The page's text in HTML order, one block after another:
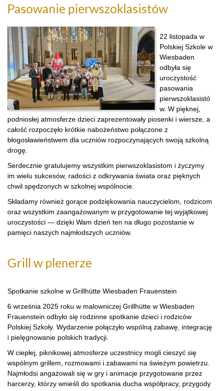
Pasowanie pierwszoklasistów
22 listopada w
Polskiej Szkole w
Wiesbaden
odbyła się
uroczystość
pasowania
pierwszoklasistó
w. W pięknej,
podniosłej atmosferze dzieci zaprezentowały piosenki i wiersze, a
całość rozpoczęło krótkie nabożeństwo połączone z
błogosławieństwem dla uczniów rozpoczynających swoją szkolną
drogę.
Serdecznie gratulujemy wszystkim pierwszoklasistom i życzymy
im wielu sukcesów, radości z odkrywania świata oraz pięknych
chwil spędzonych w szkolnej wspólnocie.
Składamy również gorące podziękowania nauczycielom, rodzicom
oraz wszystkim zaangażowanym w przygotowanie tej wyjątkowej
uroczystości — dzięki Wam dzień ten na długo pozostanie w
pamięci naszych najmłodszych uczniów.
Grill w plenerze
Spotkanie szkolne w Grillhütte Wiesbaden Frauenstein
6 września 2025 roku w malowniczej Grillhütte w Wiesbaden
Frauenstein odbyło się rodzinne spotkanie dzieci i rodziców
Polskiej Szkoły. Wydarzenie połączyło wspólną zabawę, integrację
i pielęgnowanie polskich tradycji.
W ciepłej, piknikowej atmosferze uczestnicy mogli cieszyć się
wspólnym grillem, rozmowami i zabawami na świeżym powietrzu.
Najmłodsi angażowali się w gry i animacje przygotowane przez
harcerzy, którzy wnieśli do spotkania ducha współpracy, przygody